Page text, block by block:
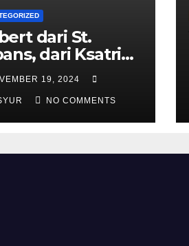
dari St.
dari Ksatria
Menjadi
Pasukan
Kembali
19, 2024
NO COMMENTS